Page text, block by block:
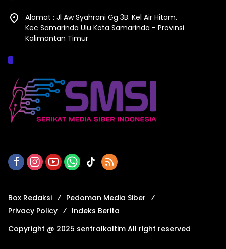
Alamat : Jl Aw Syahrani Gg 3B. Kel Air Hitam.
Kec Samarinda Ulu Kota Samarinda - Provinsi
Kalimantan Timur
Box Redaksi
Pedoman Media Siber
Privacy Policy
Indeks Berita
Copyright @ 2025 sentralkaltim All right reserved